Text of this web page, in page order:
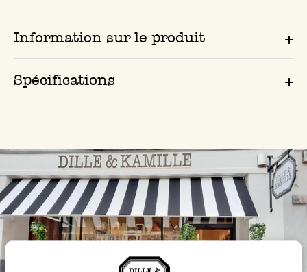
Information sur le produit
Spécifications